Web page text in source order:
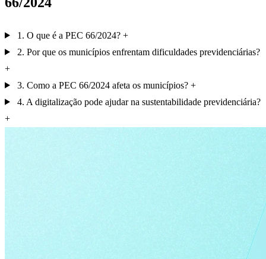
1. O que é a PEC 66/2024?
2. Por que os municípios enfrentam dificuldades previdenciárias?
3. Como a PEC 66/2024 afeta os municípios?
4. A digitalização pode ajudar na sustentabilidade previdenciária?